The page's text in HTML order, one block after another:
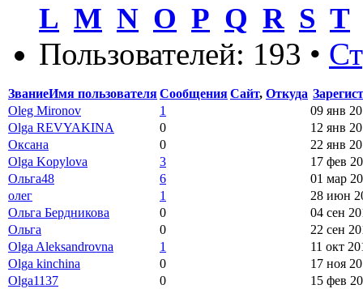
L M N O P Q R S T
Пользователей: 193 •
ЗваниеИмя пользователяСообщенияСайт, Откуда
Oleg Mironov
1
09 янв
Olga REVYAKINA
0
12 янв
Оксана
0
22 янв
Olga Kopylova
3
17 фев
Ольга48
6
01 мар
олег
1
28 июн
Ольга Бердникова
0
04 сен
Ольга
0
22 сен
Olga Aleksandrovna
1
11 окт
Olga kinchina
0
17 ноя
Olga1137
0
15 фев